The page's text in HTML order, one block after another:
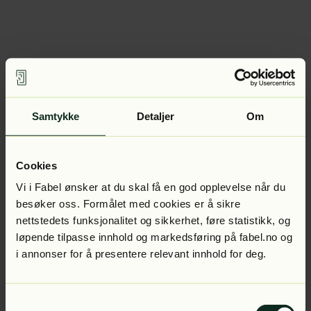
Samtykke Detaljer Om
Cookies
Vi i Fabel ønsker at du skal få en god opplevelse når du
besøker oss. Formålet med cookies er å sikre
nettstedets funksjonalitet og sikkerhet, føre statistikk, og
løpende tilpasse innhold og markedsføring på fabel.no og
i annonser for å presentere relevant innhold for deg.